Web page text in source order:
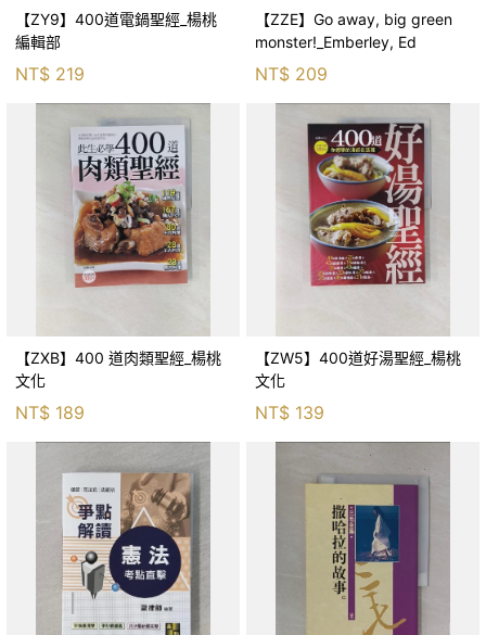
【ZY9】400道電鍋聖經_楊桃
編輯部
NT$ 219
【ZZE】Go away, big green
monster!_Emberley, Ed
NT$ 209
【ZXB】400 道肉類聖經_楊桃
文化
NT$ 189
【ZW5】400道好湯聖經_楊桃
文化
NT$ 139